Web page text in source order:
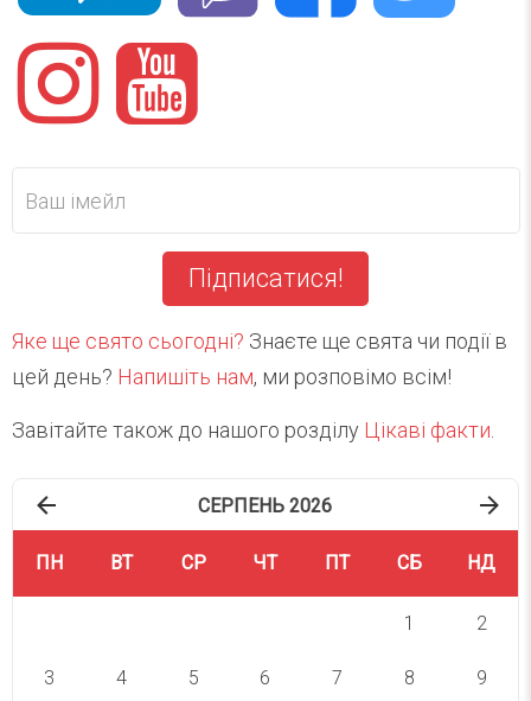
Підписатися!
Яке ще свято сьогодні? Знаєте ще свята чи події в
цей день? Напишіть нам, ми розповімо всім!
Завітайте також до нашого розділу Цікаві факти
СЕРПЕНЬ 2026
ПН ВТ СР ЧТ ПТ СБ НД
1 2
3 4 5 6 7 8 9